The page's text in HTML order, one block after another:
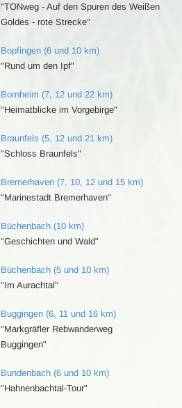
"TONweg - Auf den Spuren des Weißen
Goldes - rote Strecke"
Bopfingen (6 und 10 km)
"Rund um den Ipf"
Bornheim (7, 12 und 22 km)
"Heimatblicke im Vorgebirge"
Braunfels (5, 12 und 21 km)
"Schloss Braunfels"
Bremerhaven (7, 10, 12 und 15 km)
"Marinestadt Bremerhaven"
Büchenbach (10 km)
"Geschichten und Wald"
Büchenbach (5 und 10 km)
"Im Aurachtal"
Buggingen (6, 11 und 16 km)
"Markgräfler Rebwanderweg
Buggingen"
Bundenbach (6 und 10 km)
"Hahnenbachtal-Tour"